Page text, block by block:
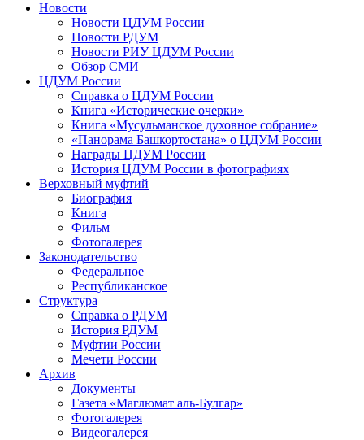
Новости
Новости ЦДУМ России
Новости РДУМ
Новости РИУ ЦДУМ России
Обзор СМИ
ЦДУМ России
Справка о ЦДУМ России
Книга «Исторические очерки»
Книга «Мусульманское духовное собрание»
«Панорама Башкортостана» о ЦДУМ России
Награды ЦДУМ России
История ЦДУМ России в фотографиях
Верховный муфтий
Биография
Книга
Фильм
Фотогалерея
Законодательство
Федеральное
Республиканское
Структура
Справка о РДУМ
История РДУМ
Муфтии России
Мечети России
Архив
Документы
Газета «Маглюмат аль-Булгар»
Фотогалерея
Видеогалерея